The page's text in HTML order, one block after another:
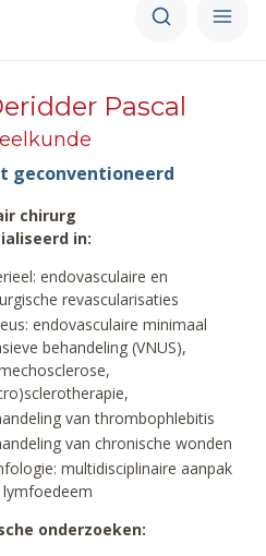
Pascal
geconventioneerd
chirurg
in:
endovasculaire en
revascularisaties
endovasculaire minimaal
behandeling (VNUS),
van thrombophlebitis
van chronische wonden
multidisciplinaire aanpak
lymfoedeem
onderzoeken: